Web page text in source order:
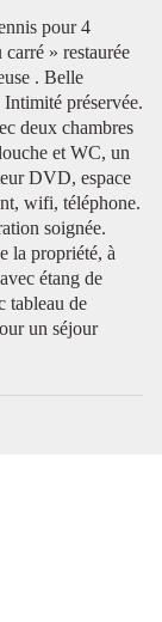
plein écran
pour 4
» restaurée
. Belle
préservée.
deux chambres
et WC, un
DVD, espace
wifi, téléphone.
soignée.
la propriété, à
étang de
tableau de
un séjour